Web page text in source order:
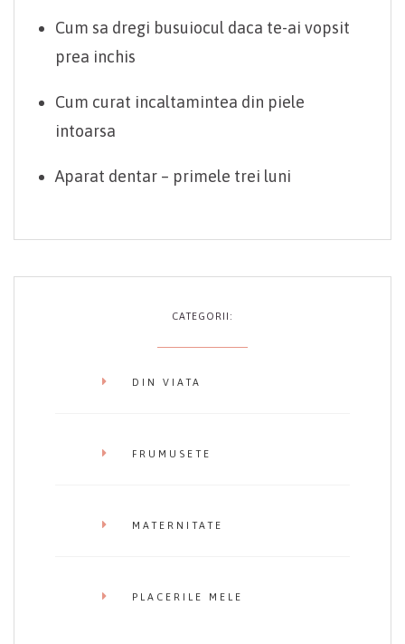
Cum sa dregi busuiocul daca te-ai vopsit
prea inchis
Cum curat incaltamintea din piele
intoarsa
Aparat dentar – primele trei luni
CATEGORII:
DIN VIATA
FRUMUSETE
MATERNITATE
PLACERILE MELE